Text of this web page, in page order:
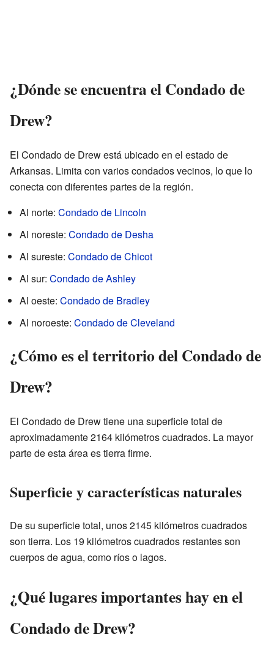
¿Dónde se encuentra el Condado de
Drew?
El Condado de Drew está ubicado en el estado de
Arkansas. Limita con varios condados vecinos, lo que lo
conecta con diferentes partes de la región.
Al norte: Condado de Lincoln
Al noreste: Condado de Desha
Al sureste: Condado de Chicot
Al sur: Condado de Ashley
Al oeste: Condado de Bradley
Al noroeste: Condado de Cleveland
¿Cómo es el territorio del Condado de
Drew?
El Condado de Drew tiene una superficie total de
aproximadamente 2164 kilómetros cuadrados. La mayor
parte de esta área es tierra firme.
Superficie y características naturales
De su superficie total, unos 2145 kilómetros cuadrados
son tierra. Los 19 kilómetros cuadrados restantes son
cuerpos de agua, como ríos o lagos.
¿Qué lugares importantes hay en el
Condado de Drew?